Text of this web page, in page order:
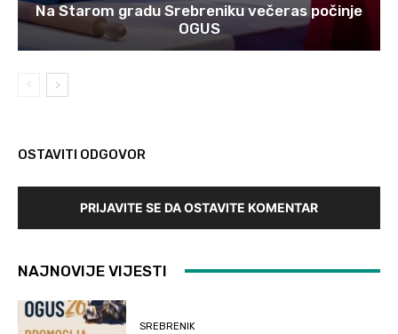
Na Starom gradu Srebreniku večeras počinje
OGUS
OSTAVITI ODGOVOR
PRIJAVITE SE DA OSTAVITE KOMENTAR
NAJNOVIJE VIJESTI
SREBRENIK